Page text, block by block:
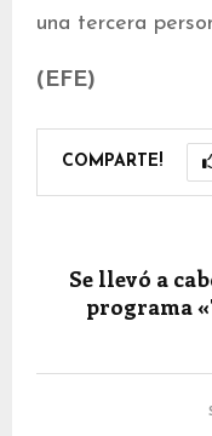
una tercera
(EFE)
COMPARTE!
Se llevó a
programa